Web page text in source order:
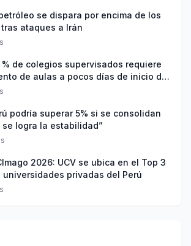
se dispara por encima de los
ataques a Irán
% de colegios supervisados requiere
de aulas a pocos días de inicio del
2026
podría superar 5% si se consolidan
se logra la estabilidad”
2026: UCV se ubica en el Top 3
universidades privadas del Perú